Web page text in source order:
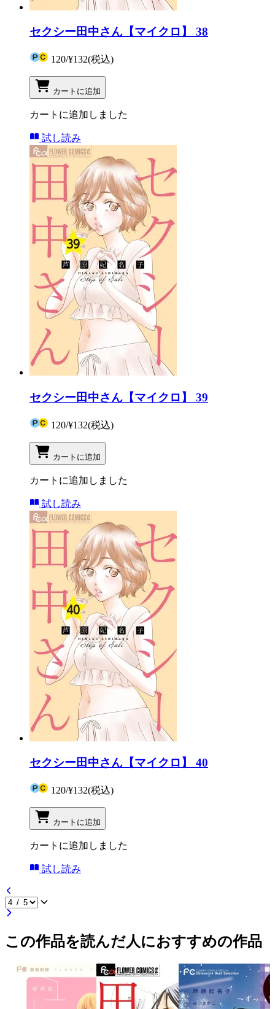
セクシー田中さん【マイクロ】 38
120/¥132(税込)
カートに追加
カートに追加しました
試し読み
セクシー田中さん【マイクロ】 39
120/¥132(税込)
カートに追加
カートに追加しました
試し読み
セクシー田中さん【マイクロ】 40
120/¥132(税込)
カートに追加
カートに追加しました
試し読み
この作品を読んだ人におすすめの作品